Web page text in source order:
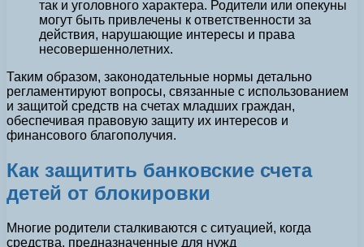
так и уголовного характера. Родители или опекуны
могут быть привлечены к ответственности за
действия, нарушающие интересы и права
несовершеннолетних.
Таким образом, законодательные нормы детально
регламентируют вопросы, связанные с использованием
и защитой средств на счетах младших граждан,
обеспечивая правовую защиту их интересов и
финансового благополучия.
Как защитить банковские счета
детей от блокировки
Многие родители сталкиваются с ситуацией, когда
средства, предназначенные для нужд